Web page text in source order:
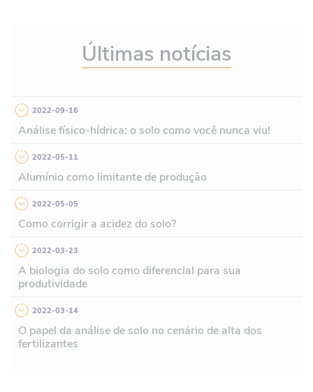
Últimas notícias
2022-09-16
Análise físico-hídrica: o solo como você nunca viu!
2022-05-11
Alumínio como limitante de produção
2022-05-05
Como corrigir a acidez do solo?
2022-03-23
A biologia do solo como diferencial para sua
produtividade
2022-03-14
O papel da análise de solo no cenário de alta dos
fertilizantes